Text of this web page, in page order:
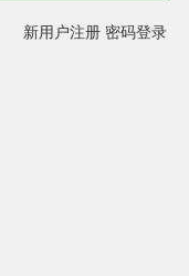
新用户注册 密码登录